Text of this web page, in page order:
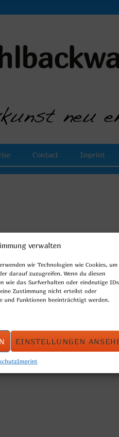
verwalten
wir Technologien wie Cookies, um
darauf zuzugreifen. Wenn du diesen
wie das Surfverhalten oder eindeutige IDs
Zustimmung nicht erteilst oder
und Funktionen beeinträchtigt werden.
EINSTELLUNGEN
Imprint
Contact Imprint